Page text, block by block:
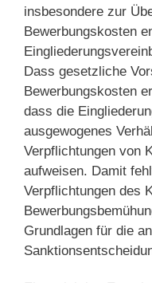
insbesondere zur
Bewerbungskosten
Dass gesetzliche
Bewerbungskosten
dass die
ausgewogenes
Verpflichtungen von
aufweisen. Damit
Verpflichtungen des
Grundlagen für die